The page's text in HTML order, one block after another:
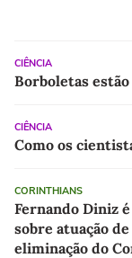
CIÊNCIA
Borboletas
CIÊNCIA
Como os
CORINTHIANS
Fernando Diniz
sobre atuação
eliminação do